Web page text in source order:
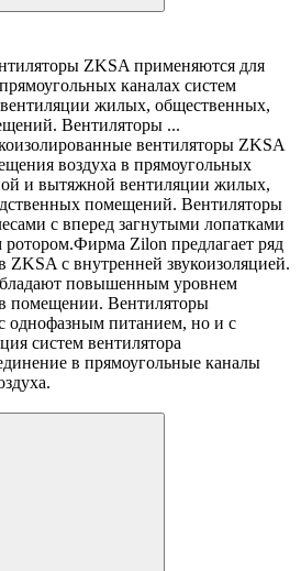
ZKSA применяются для
каналах систем
жилых, общественных,
Вентиляторы ...
вентиляторы ZKSA
воздуха в прямоугольных
и вытяжной вентиляции жилых,
помещений. Вентиляторы
с вперед загнутыми лопатками
Zilon предлагает ряд
ZKSA с внутренней звукоизоляцией.
повышенным уровнем
помещении. Вентиляторы
однофазным питанием, но и с
систем вентилятора
в прямоугольные каналы